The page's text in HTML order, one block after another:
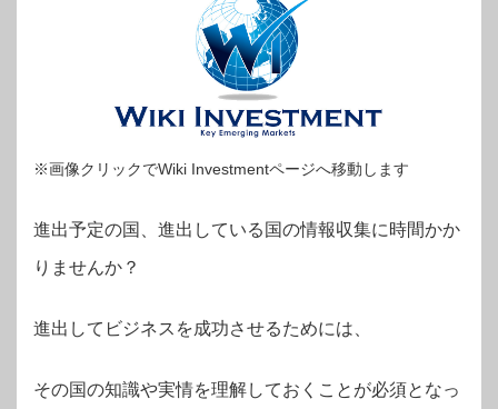
※画像クリックでWiki Investmentページへ移動します
進出予定の国、進出している国の情報収集に時間かか
りませんか？
進出してビジネスを成功させるためには、
その国の知識や実情を理解しておくことが必須となっ